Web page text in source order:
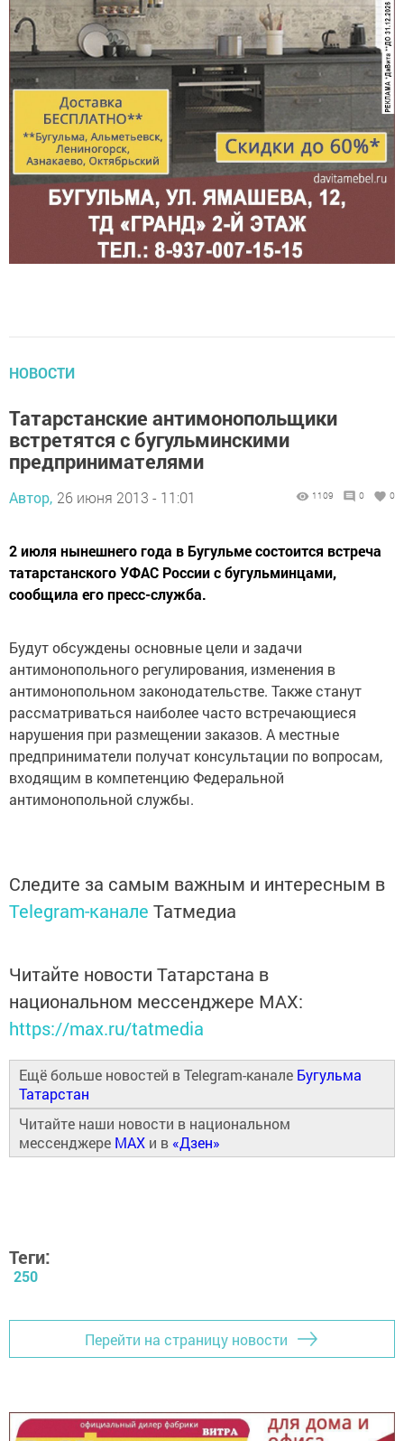
НОВОСТИ
Татарстанские антимонопольщики
встретятся с бугульминскими
предпринимателями
Автор, 26 июня 2013 - 11:01 1109 0 0
2 июля нынешнего года в Бугульме состоится встреча
татарстанского УФАС России с бугульминцами,
сообщила его пресс-служба.
Будут обсуждены основные цели и задачи
антимонопольного регулирования, изменения в
антимонопольном законодательстве. Также станут
рассматриваться наиболее часто встречающиеся
нарушения при размещении заказов. А местные
предприниматели получат консультации по вопросам,
входящим в компетенцию Федеральной
антимонопольной службы.
Следите за самым важным и интересным в
Telegram-канале Татмедиа
Читайте новости Татарстана в
национальном мессенджере MАХ:
https://max.ru/tatmedia
Ещё больше новостей в Telegram-канале Бугульма
Татарстан
Читайте наши новости в национальном
мессенджере MAX и в «Дзен»
Теги:
250
Перейти на страницу новости